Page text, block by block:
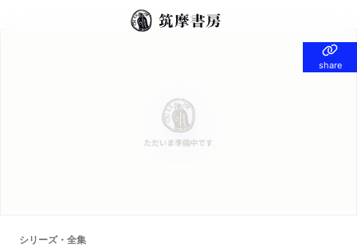
share
share
シリーズ・全集